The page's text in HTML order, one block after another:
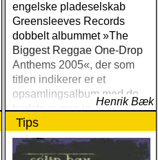
engelske pladeselskab
Greensleeves Records
dobbelt albummet »The
Biggest Reggae One-Drop
Anthems 2005«, der som
titlen indikerer er et
opsamlingsalbum med de
bedste numre indenfor den
populære reggaestil kaldet
one-drop
Henrik Bæk
Tips